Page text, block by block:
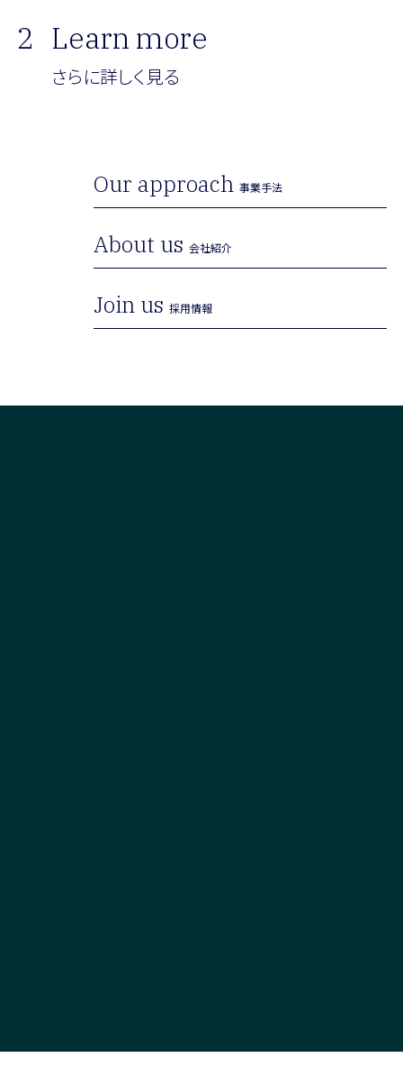
2 Learn more
さらに詳しく見る
Our approach事業手法
About us会社紹介
Join us採用情報